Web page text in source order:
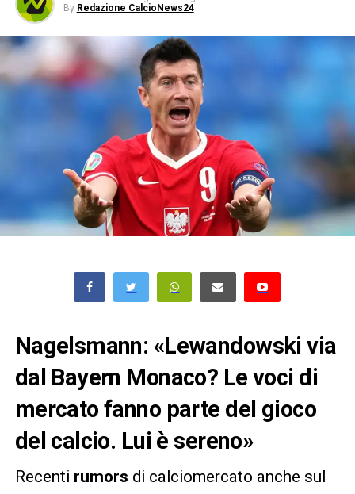
By Redazione CalcioNews24
Nagelsmann: «Lewandowski via
dal Bayern Monaco? Le voci di
mercato fanno parte del gioco
del calcio. Lui è sereno»
Recenti rumors di calciomercato anche sul